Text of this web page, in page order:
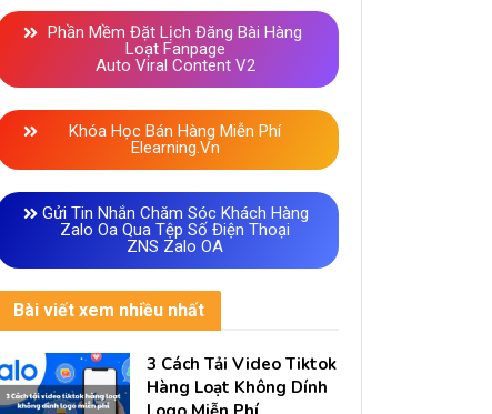
Phần Mềm Đặt Lịch Đăng Bài Hàng
Loạt Fanpage
Auto Viral Content V2
Khóa Học Bán Hàng Miễn Phí
Elearning.vn
Gửi Tin Nhắn Chăm Sóc Khách Hàng
Zalo Oa Qua Tệp Số Điện Thoại
ZNS Zalo OA
Bài viết xem nhiều nhất
3 Cách Tải Video Tiktok
Hàng Loạt Không Dính